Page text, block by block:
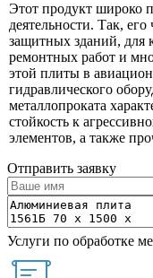
Этот продукт широко
деятельности. Так,
защитных зданий, для
ремонтных работ и
этой плиты в
гидравлического
металлопроката
стойкость к
элементов, а также
Отправить заявку
Услуги по обработке